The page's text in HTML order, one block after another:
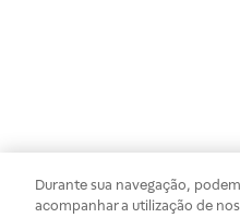
Durante sua navegação,
acompanhar a utilização de